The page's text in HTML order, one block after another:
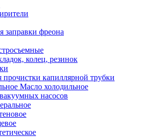
заправки фреона
колец, резинок
прочистки капиллярной трубки
Масло холодильное
насосов